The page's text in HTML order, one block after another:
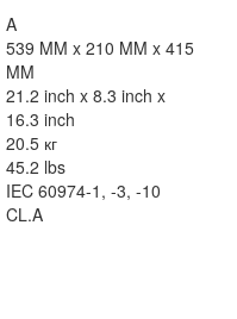
A
539 MM x 210 MM x 415
MM
21.2 inch x 8.3 inch x
16.3 inch
20.5 кг
45.2 lbs
IEC 60974-1, -3, -10
CL.A